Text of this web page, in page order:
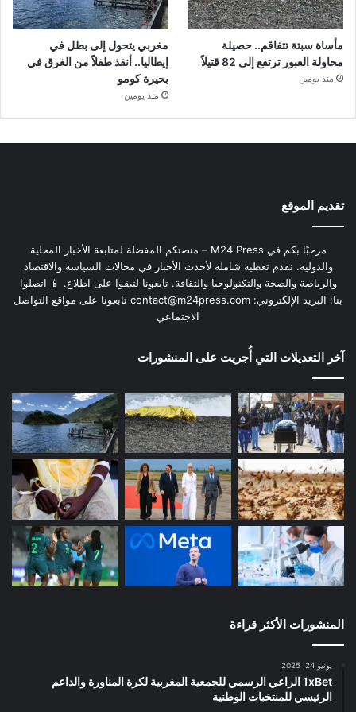
مأساة سبتة تتفاقم.. حصيلة
محاولة العبور ترتفع إلى 82 قتيلاً
منذ يومين
مغربي يتحول إلى بطل في
إيطاليا.. أنقذ طفلاً من الغرق في
بحيرة كومو
منذ يومين
تقديم الموقع
مرحبًا بكم في M24 Press – منصتكم المفضلة لمتابعة الأخبار المحلية
والدولية. نقدم تغطية شاملة لأحدث الأخبار في مجالات السياسة والاقتصاد
والرياضة والصحة والتكنولوجيا والثقافة. تابعونا لتبقوا على اطلاع. 📱 اتصلوا
بنا: البريد الإلكتروني: contact@m24press.com تابعونا على مواقع التواصل
الاجتماعي
آخر التعديلات التي أُجريت على المنشورات
المنشورات الأكثر قراءة
يونيو 24, 2025
1xBet الراعي الرسمي للجمعية المغربية لكرة المناورة والداعم
الرئيسي للمنتخبات الوطنية